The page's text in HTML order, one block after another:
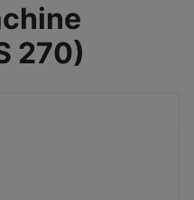
270)